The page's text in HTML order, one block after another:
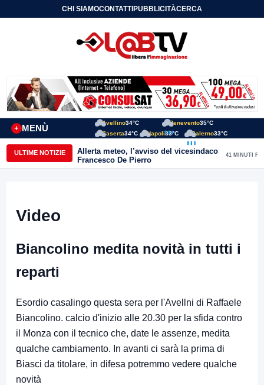
CHI SIAMOCONTATTIPUBBLICITÀCERCA
MENÙ
+
Avellino34°C Benevento35°C
Caserta34°C Napoli33°C Salerno33°C
ULTIME NOTIZIE
Allerta meteo, l’avviso del vicesindaco
Francesco De Pierro
41 MINUTI FA
Video
Biancolino medita novità in tutti i
reparti
Esordio casalingo questa sera per l'Avellni di Raffaele
Biancolino. calcio d'inizio alle 20.30 per la sfida contro
il Monza con il tecnico che, date le assenze, medita
qualche cambiamento. In avanti ci sarà la prima di
Biasci da titolare, in difesa potremmo vedere qualche
novità